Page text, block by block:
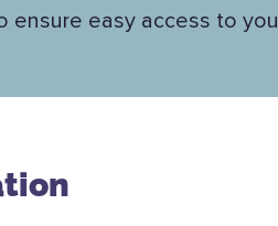
ensure easy access to